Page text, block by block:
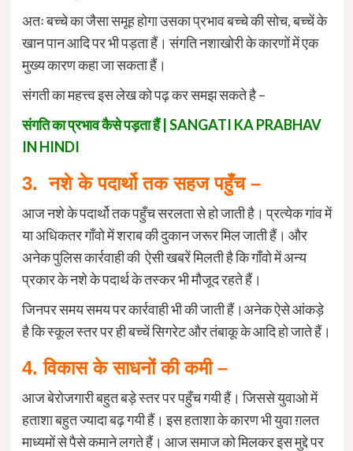
अतः बच्चे का जैसा समूह होगा उसका प्रभाव बच्चे की सोच, बच्चें के
खान पान आदि पर भी पड़ता हैं। संगति नशाखोरी के कारणों में एक
मुख्य कारण कहा जा सकता हैं।
संगती का महत्त्व इस लेख को पढ़ कर समझ सकते है –
संगति का प्रभाव कैसे पड़ता हैं | SANGATI KA PRABHAV
IN HINDI
3. नशे के पदार्थो तक सहज पहुँच –
आज नशे के पदार्थो तक पहुँच सरलता से हो जाती है। प्रत्येक गांव में
या अधिकतर गाँवो में शराब की दुकान जरूर मिल जाती हैं। और
अनेक पुलिस कार्रवाही की ऐसी खबरें मिलती है कि गाँवो में अन्य
प्रकार के नशे के पदार्थ के तस्कर भी मौजूद रहते हैं।
जिनपर समय समय पर कार्रवाही भी की जाती हैं।अनेक ऐसे आंकड़े
है कि स्कूल स्तर पर ही बच्चें सिगरेट और तंबाकू के आदि हो जाते हैं।
4. विकास के साधनों की कमी –
आज बेरोजगारी बहुत बड़े स्तर पर पहुँच गयी हैं। जिससे युवाओ में
हताशा बहुत ज्यादा बढ़ गयी हैं। इस हताशा के कारण भी युवा ग़लत
माध्यमों से पैसे कमाने लगते हैं। आज समाज को मिलकर इस मुद्दे पर